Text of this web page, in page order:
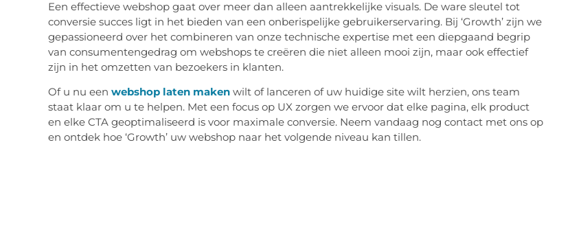
Een effectieve webshop gaat over meer dan alleen aantrekkelijke visuals. De ware sleutel tot
conversie succes ligt in het bieden van een onberispelijke gebruikerservaring. Bij ‘Growth’ zijn we
gepassioneerd over het combineren van onze technische expertise met een diepgaand begrip
van consumentengedrag om webshops te creëren die niet alleen mooi zijn, maar ook effectief
zijn in het omzetten van bezoekers in klanten.
Of u nu een webshop laten makenwilt of lanceren of uw huidige site wilt herzien, ons team
staat klaar om u te helpen. Met een focus op UX zorgen we ervoor dat elke pagina, elk product
en elke CTA geoptimaliseerd is voor maximale conversie. Neem vandaag nog contact met ons op
en ontdek hoe ‘Growth’ uw webshop naar het volgende niveau kan tillen.